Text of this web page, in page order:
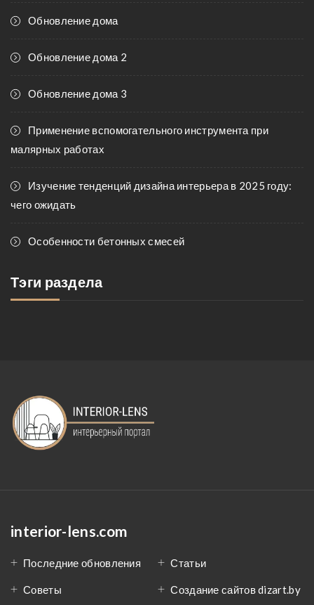
Обновление дома
Обновление дома 2
Обновление дома 3
Применение вспомогательного инструмента при
малярных работах
Изучение тенденций дизайна интерьера в 2025 году:
чего ожидать
Особенности бетонных смесей
Тэги раздела
interior-lens.com
Последние обновления Статьи
Советы Создание сайтов dizart.by